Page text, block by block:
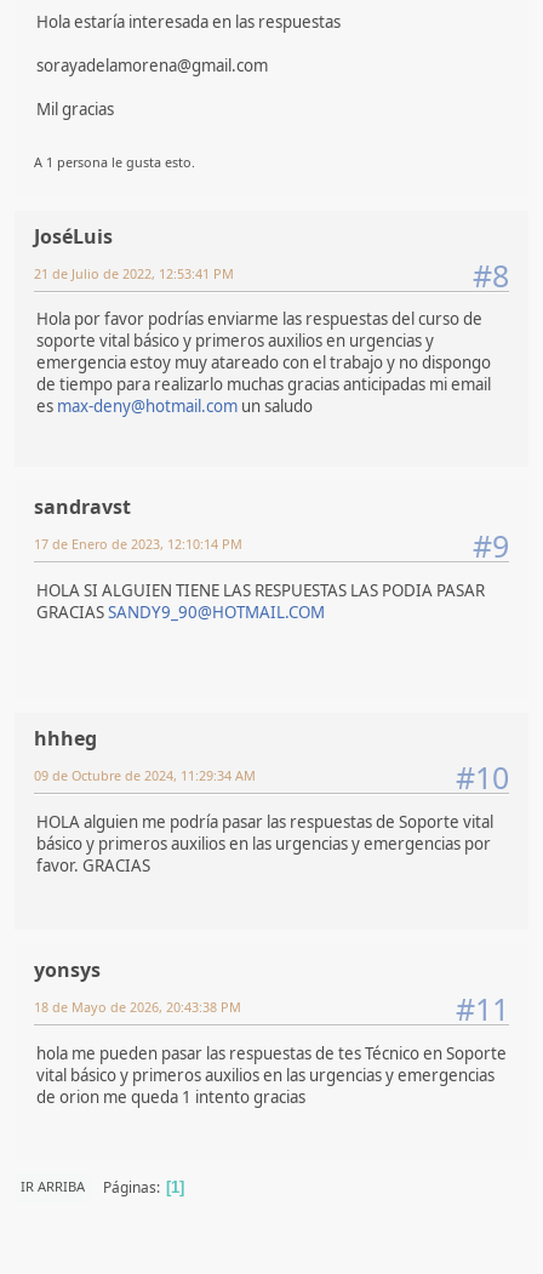
Hola estaría interesada en las respuestas
sorayadelamorena@gmail.com
Mil gracias
A 1 persona le gusta esto.
JoséLuis
#8
21 de Julio de 2022, 12:53:41 PM
Hola por favor podrías enviarme las respuestas del curso de
soporte vital básico y primeros auxilios en urgencias y
emergencia estoy muy atareado con el trabajo y no dispongo
de tiempo para realizarlo muchas gracias anticipadas mi email
es max-deny@hotmail.com un saludo
sandravst
#9
17 de Enero de 2023, 12:10:14 PM
HOLA SI ALGUIEN TIENE LAS RESPUESTAS LAS PODIA PASAR
GRACIASSANDY9_90@HOTMAIL.COM
hhheg
#10
09 de Octubre de 2024, 11:29:34 AM
HOLA alguien me podría pasar las respuestas de Soporte vital
básico y primeros auxilios en las urgencias y emergencias por
favor. GRACIAS
yonsys
#11
18 de Mayo de 2026, 20:43:38 PM
hola me pueden pasar las respuestas de tes Técnico en Soporte
vital básico y primeros auxilios en las urgencias y emergencias
de orion me queda 1 intento gracias
IR ARRIBA Páginas 1